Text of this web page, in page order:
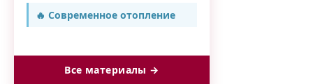
🔥 Современное отопление
Все материалы →